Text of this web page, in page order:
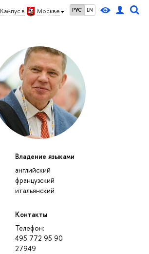
Кампус в Москве РУС EN
Владение языками
английский
французский
итальянский
Контакты
Телефон:
495 772 95 90
27949